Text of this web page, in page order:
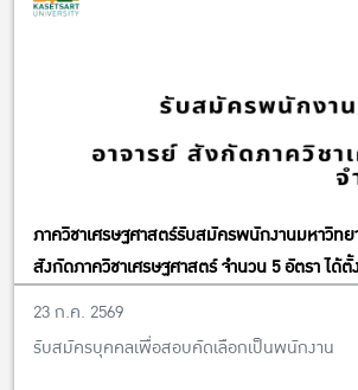
ภาควิชาเศรษฐศาสตร์รับสมัครพนักงานมหาวิท
สังกัดภาควิชาเศรษฐศาสตร์ จำนวน 5 อัตรา ได้
13 พฤศจิกายน พ.ศ. 2569
23 ก.ค. 2569
รับสมัครบุคคลเพื่อสอบคัดเลือกเป็นพนักงาน